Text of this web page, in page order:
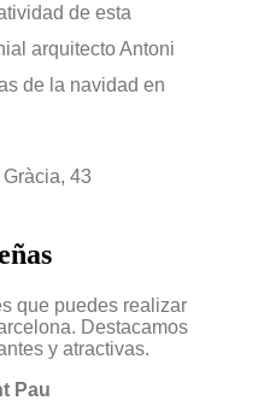
de esta
arquitecto Antoni
de la navidad en
43
que puedes realizar
Destacamos
y atractivas.
Pau